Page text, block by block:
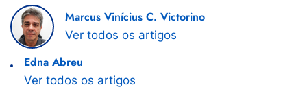
Marcus Vinícius C. Victorino
Ver todos os artigos
Edna Abreu
Ver todos os artigos